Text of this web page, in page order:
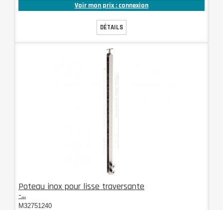
Voir mon prix : connexion
DÉTAILS
Poteau inox pour lisse traversante
-...
M32751240